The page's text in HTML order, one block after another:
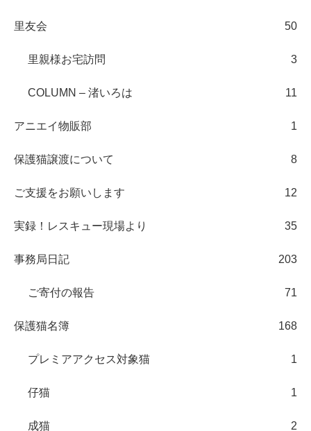
里友会 50
里親様お宅訪問 3
COLUMN – 渚いろは 11
アニエイ物販部 1
保護猫譲渡について 8
ご支援をお願いします 12
実録！レスキュー現場より 35
事務局日記 203
ご寄付の報告 71
保護猫名簿 168
プレミアアクセス対象猫 1
仔猫 1
成猫 2